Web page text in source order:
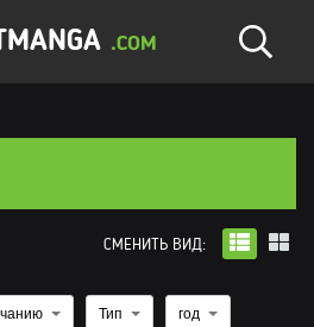
.COM
Тип год
СМЕНИТЬ ВИД: